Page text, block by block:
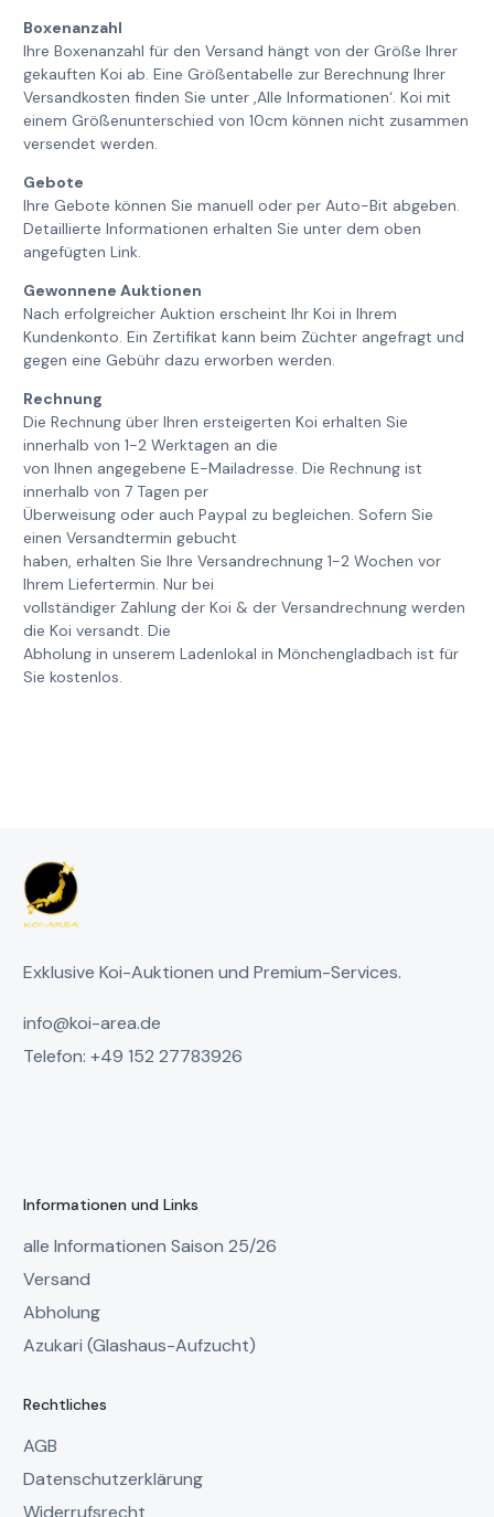
Boxenanzahl
Ihre Boxenanzahl für den Versand hängt von der Größe Ihrer
gekauften Koi ab. Eine Größentabelle zur Berechnung Ihrer
Versandkosten finden Sie unter ‚Alle Informationen‘. Koi mit
einem Größenunterschied von 10cm können nicht zusammen
versendet werden.
Gebote
Ihre Gebote können Sie manuell oder per Auto-Bit abgeben.
Detaillierte Informationen erhalten Sie unter dem oben
angefügten Link.
Gewonnene Auktionen
Nach erfolgreicher Auktion erscheint Ihr Koi in Ihrem
Kundenkonto. Ein Zertifikat kann beim Züchter angefragt und
gegen eine Gebühr dazu erworben werden.
Rechnung
Die Rechnung über Ihren ersteigerten Koi erhalten Sie
innerhalb von 1-2 Werktagen an die
von Ihnen angegebene E-Mailadresse. Die Rechnung ist
innerhalb von 7 Tagen per
Überweisung oder auch Paypal zu begleichen. Sofern Sie
einen Versandtermin gebucht
haben, erhalten Sie Ihre Versandrechnung 1-2 Wochen vor
Ihrem Liefertermin. Nur bei
vollständiger Zahlung der Koi & der Versandrechnung werden
die Koi versandt. Die
Abholung in unserem Ladenlokal in Mönchengladbach ist für
Sie kostenlos.
Exklusive Koi-Auktionen und Premium-Services.
info@koi-area.de
Telefon: +49 152 27783926
Informationen und Links
alle Informationen Saison 25/26
Versand
Abholung
Azukari (Glashaus-Aufzucht)
Rechtliches
AGB
Datenschutzerklärung